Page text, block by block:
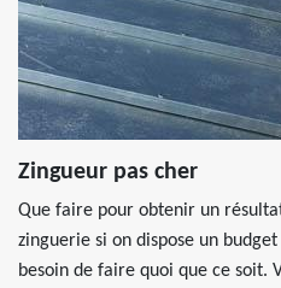
Zingueur pas cher
Que faire pour obtenir un
zinguerie si on dispose un budget
besoin de faire quoi que ce soit.